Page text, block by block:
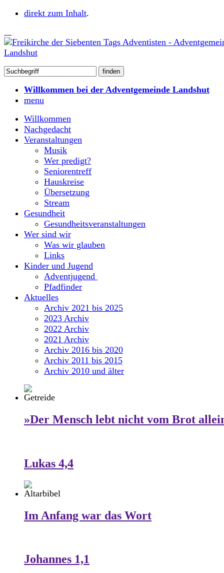
direkt zum Inhalt.
Willkommen bei der Adventgemeinde Landshut
menu
Willkommen
Nachgedacht
Veranstaltungen
Musik
Wer predigt?
Seniorentreff
Hauskreise
Übersetzung
Stream
Gesundheit
Gesundheitsveranstaltungen
Wer sind wir
Was wir glauben
Links
Kinder und Jugend
Adventjugend
Pfadfinder
Aktuelles
Archiv 2021 bis 2025
2023 Archiv
2022 Archiv
2021 Archiv
Archiv 2016 bis 2020
Archiv 2011 bis 2015
Archiv 2010 und älter
»Der Mensch lebt nicht vom Brot
Lukas 4,4
Im Anfang war das Wort
Johannes 1,1